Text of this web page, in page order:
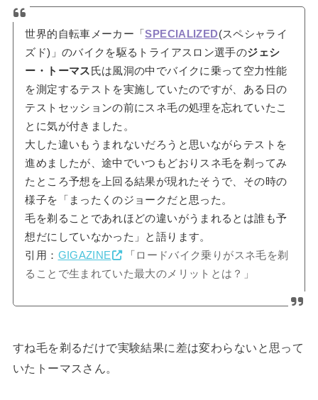
世界的自転車メーカー「SPECIALIZED(スペシャライ
ズド)」のバイクを駆るトライアスロン選手のジェシ
ー・トーマス 氏は風洞の中でバイクに乗って空力性能
を測定するテストを実施していたのですが、ある日の
テストセッションの前にスネ毛の処理を忘れていたこ
とに気が付きました。
大した違いもうまれないだろうと思いながらテストを
進めましたが、途中でいつもどおりスネ毛を剃ってみ
たところ予想を上回る結果が現れたそうで、その時の
様子を「まったくのジョークだと思った。
毛を剃ることであれほどの違いがうまれるとは誰も予
想だにしていなかった」と語ります。
引用： GIGAZINE 「 ロードバイク乗りがスネ毛を剃
ることで生まれていた最大のメリットとは？」
すね毛を剃るだけで実験結果に差は変わらないと思って
いたトーマスさん。